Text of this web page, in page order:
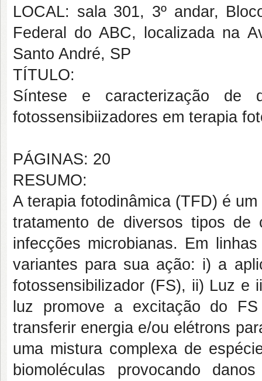
LOCAL: sala 301, 3º andar,
Federal do ABC, localizada na
Santo André, SP
TÍTULO:
Síntese e caracterização de
fotossensibiizadores em terapia
PÁGINAS: 20
RESUMO:
A terapia fotodinâmica (TFD) é
tratamento de diversos tipos
infecções microbianas. Em
variantes para sua ação: i) a
fotossensibilizador (FS), ii) Luz e
luz promove a excitação do
transferir energia e/ou elétrons
uma mistura complexa de
biomoléculas provocando